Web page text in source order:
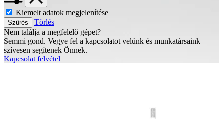
Kiemelt adatok megjelenítése
Szűrés
Törlés
Nem találja a megfelelő gépet?
Semmi gond. Vegye fel a kapcsolatot velünk és munkatársaink
szívesen segítenek Önnek.
Kapcsolat felvétel